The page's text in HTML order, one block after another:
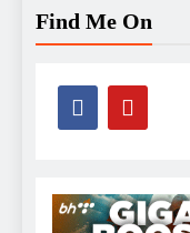
Find Me On